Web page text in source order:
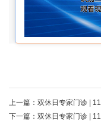
上一篇： 双休日专家门诊 |
下一篇： 双休日专家门诊 |